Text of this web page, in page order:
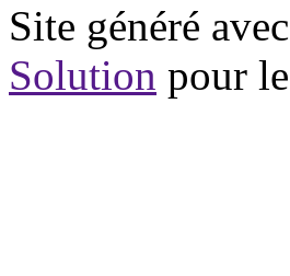
Site généré
Solution pour le